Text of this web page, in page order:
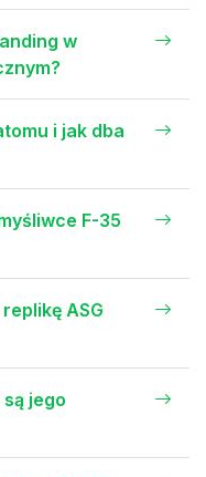
w
i jak dba
F-35
ASG
jego